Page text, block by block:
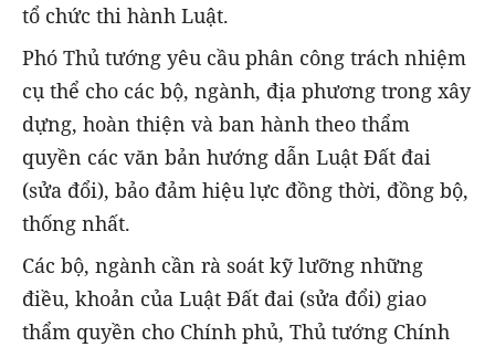
tổ chức thi hành Luật.
Phó Thủ tướng yêu cầu phân công trách nhiệm
cụ thể cho các bộ, ngành, địa phương trong xây
dựng, hoàn thiện và ban hành theo thẩm
quyền các văn bản hướng dẫn Luật Đất đai
(sửa đổi), bảo đảm hiệu lực đồng thời, đồng bộ,
thống nhất.
Các bộ, ngành cần rà soát kỹ lưỡng những
điều, khoản của Luật Đất đai (sửa đổi) giao
thẩm quyền cho Chính phủ, Thủ tướng Chính